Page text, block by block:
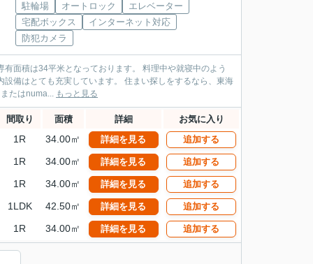
駐輪場 オートロック
エレベーター
宅配ボックス
インターネット対応
防犯カメラ
なっております。 料理中や就寝中のよう
ます。 住まい探しをするなら、東海
話、またはnuma... もっと見る
間取り 面積 詳細 お気に入り
1R 34.00㎡ 詳細を見る 追加する
1R 34.00㎡ 詳細を見る 追加する
1R 34.00㎡ 詳細を見る 追加する
1LDK 42.50㎡ 詳細を見る 追加する
1R 34.00㎡ 詳細を見る 追加する